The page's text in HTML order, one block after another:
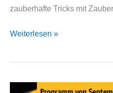
zauberhafte Tricks mit
40
Weiterlesen »